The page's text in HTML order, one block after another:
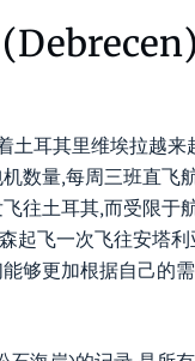
土耳其里维埃拉越来
数量,每周三班直飞
往土耳其,而受限于
起飞一次飞往安塔
够更加根据自己的